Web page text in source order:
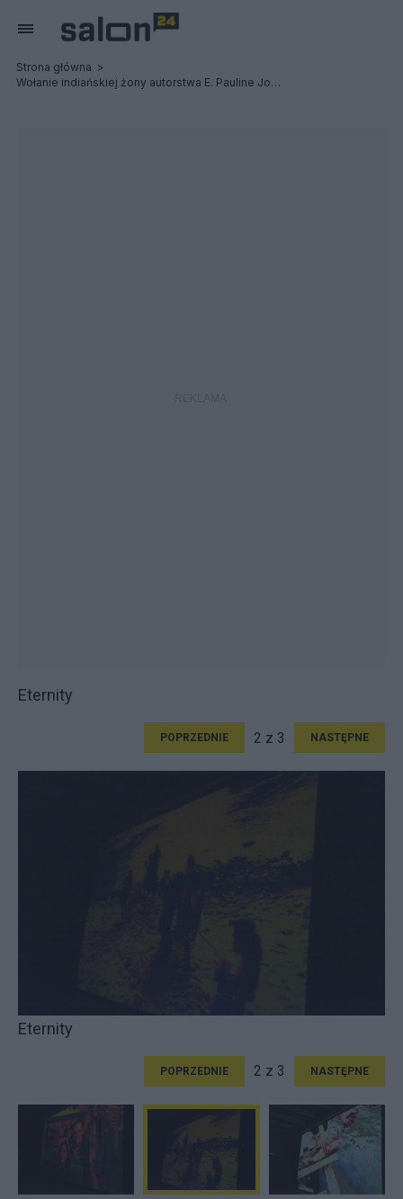
Strona główna
Wołanie indiańskiej żony autorstwa E. Pauline Johnson (Tekahionwake)
Eternity
POPRZEDNIE 2 z 3 NASTĘPNE
Eternity
POPRZEDNIE 2 z 3 NASTĘPNE